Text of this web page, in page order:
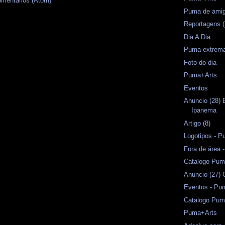
Puma de
Reportagens
Dia A Dia
Puma
Foto do dia
Puma+Arts
Eventos
Anuncio (28)
Ipanema
Artigo (8)
Logotipos -
Fora de área
Catalogo
Anuncio (27)
Eventos -
Catalogo
Puma+Arts